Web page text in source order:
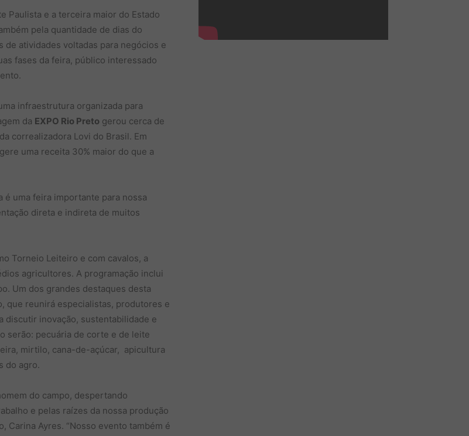
Paulista e a terceira maior do Estado
pela quantidade de dias do
de atividades voltadas para negócios e
fases da feira, público interessado
infraestrutura organizada para
da EXPO Rio Preto gerou cerca de
correalizadora Lovi do Brasil. Em
uma receita 30% maior do que a
é uma feira importante para nossa
direta e indireta de muitos
Torneio Leiteiro e com cavalos, a
agricultores. A programação inclui
Um dos grandes destaques desta
que reunirá especialistas, produtores e
discutir inovação, sustentabilidade e
serão: pecuária de corte e de leite
mirtilo, cana-de-açúcar, apicultura
do agro.
do campo, despertando
e pelas raízes da nossa produção
Carina Ayres. “Nosso evento também é